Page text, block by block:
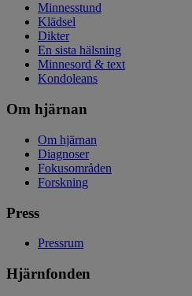
Minnesstund
Klädsel
Dikter
En sista hälsning
Minnesord & text
Kondoleans
Om hjärnan
Om hjärnan
Diagnoser
Fokusområden
Forskning
Press
Pressrum
Hjärnfonden